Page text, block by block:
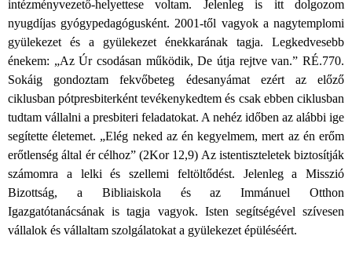
intézményvezető-helyettese voltam. Jelenleg is itt dolgozom
nyugdíjas gyógypedagógusként. 2001-től vagyok a nagytemplomi
gyülekezet és a gyülekezet énekkarának tagja. Legkedvesebb
énekem: „Az Úr csodásan működik, De útja rejtve van.” RÉ.770.
Sokáig gondoztam fekvőbeteg édesanyámat ezért az előző
ciklusban pótpresbiterként tevékenykedtem és csak ebben ciklusban
tudtam vállalni a presbiteri feladatokat. A nehéz időben az alábbi ige
segítette életemet. „Elég neked az én kegyelmem, mert az én erőm
erőtlenség által ér célhoz” (2Kor 12,9) Az istentiszteletek biztosítják
számomra a lelki és szellemi feltöltődést. Jelenleg a Misszió
Bizottság, a Bibliaiskola és az Immánuel Otthon
Igazgatótanácsának is tagja vagyok. Isten segítségével szívesen
vállalok és vállaltam szolgálatokat a gyülekezet épüléséért.